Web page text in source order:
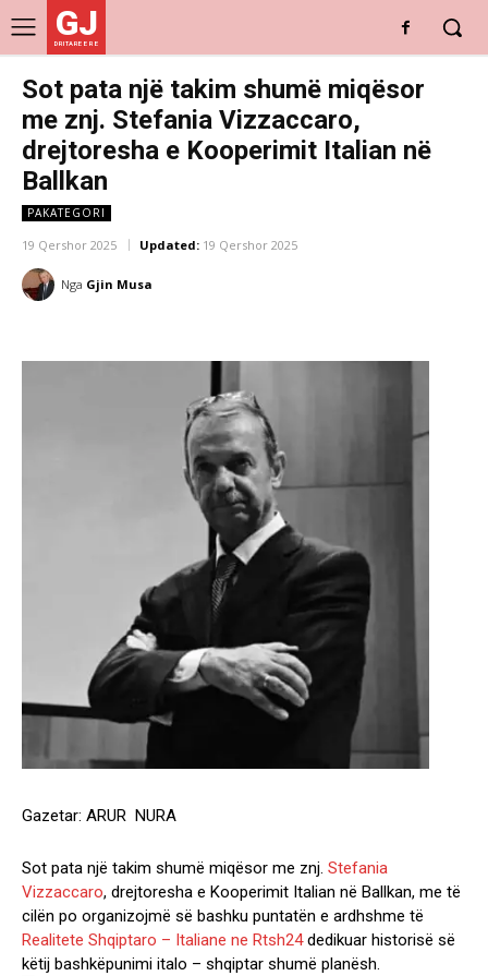
GJ
DRITARE E RE
Sot pata një takim shumë miqësor
me znj. Stefania Vizzaccaro,
drejtoresha e Kooperimit Italian në
Ballkan
PAKATEGORI
19 Qershor 2025 Updated: 19 Qershor 2025
Nga Gjin Musa
Gazetar: ARUR NURA
Sot pata një takim shumë miqësor me znj. Stefania
Vizzaccaro, drejtoresha e Kooperimit Italian në Ballkan, me të
cilën po organizojmë së bashku puntatën e ardhshme të
Realitete Shqiptaro – Italiane ne Rtsh24dedikuar historisë së
këtij bashkëpunimi italo – shqiptar shumë planësh.